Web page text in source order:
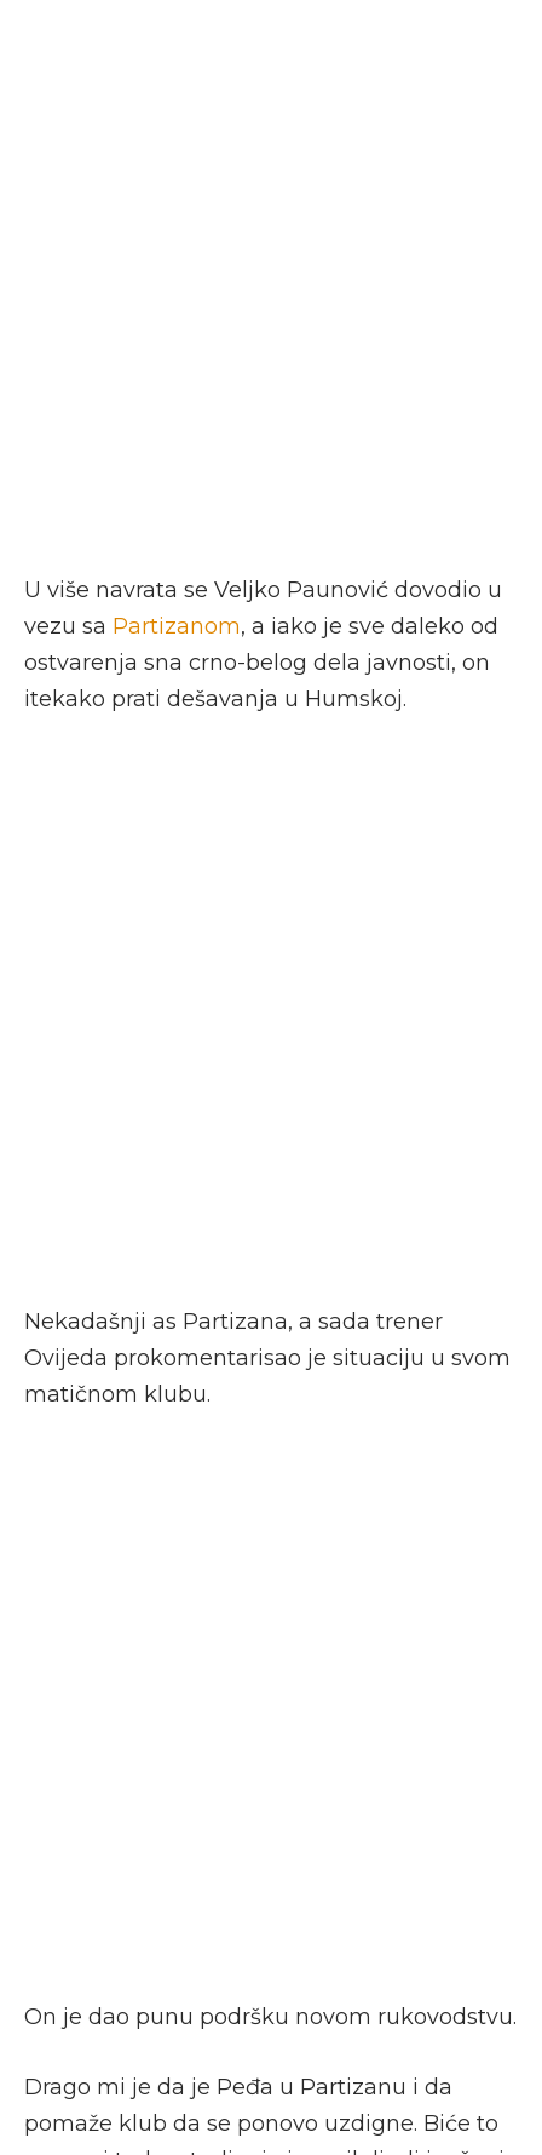
U više navrata se Veljko Paunović dovodio u
vezu sa Partizanom, a iako je sve daleko od
ostvarenja sna crno-belog dela javnosti, on
itekako prati dešavanja u Humskoj.
Nekadašnji as Partizana, a sada trener
Ovijeda prokomentarisao je situaciju u svom
matičnom klubu.
On je dao punu podršku novom rukovodstvu.
Drago mi je da je Peđa u Partizanu i da
pomaže klub da se ponovo uzdigne. Biće to